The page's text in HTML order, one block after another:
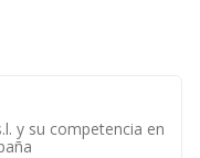
y su competencia en